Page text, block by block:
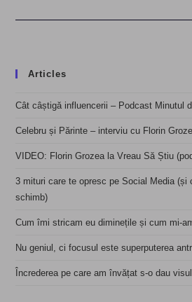
Articles
Cât câștigă influencerii – Podcast Minutul
Celebru și Părinte – interviu cu Florin
VIDEO: Florin Grozea la Vreau Să Știu
3 mituri care te opresc pe Social Media (și
schimb)
Cum îmi stricam eu diminețile și cum mi-
Nu geniul, ci focusul este superputerea
Încrederea pe care am învățat s-o dau